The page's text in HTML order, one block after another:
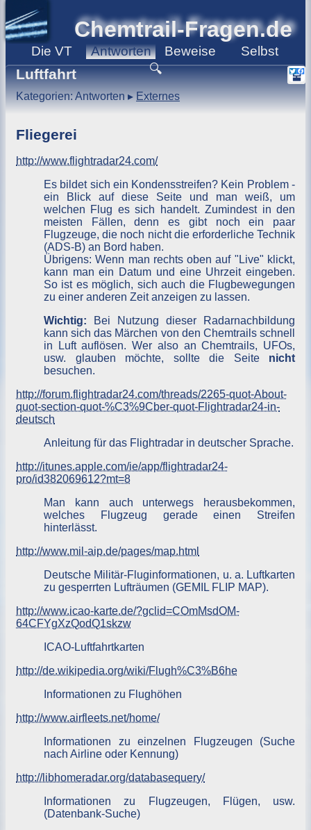
Chemtrail-Fragen.de
Die VT Antworten Beweise
Selbst
🔍
Luftfahrt
Kategorien: Antworten ▸Externes
Fliegerei
http://www.flightradar24.com/
Es bildet sich ein Kondensstreifen? Kein Problem -
ein Blick auf diese Seite und man weiß, um
welchen Flug es sich handelt. Zumindest in den
meisten Fällen, denn es gibt noch ein paar
Flugzeuge, die noch nicht die erforderliche Technik
(ADS-B) an Bord haben.
Übrigens: Wenn man rechts oben auf "Live" klickt,
kann man ein Datum und eine Uhrzeit eingeben.
So ist es möglich, sich auch die Flugbewegungen
zu einer anderen Zeit anzeigen zu lassen.
Wichtig: Bei Nutzung dieser Radarnachbildung
kann sich das Märchen von den Chemtrails schnell
in Luft auflösen. Wer also an Chemtrails, UFOs,
usw. glauben möchte, sollte die Seite nicht
besuchen.
http://forum.flightradar24.com/threads/2265-quot-About-
quot-section-quot-%C3%9Cber-quot-Flightradar24-in-
deutsch
Anleitung für das Flightradar in deutscher Sprache.
http://itunes.apple.com/ie/app/flightradar24-
pro/id382069612?mt=8
Man kann auch unterwegs herausbekommen,
welches Flugzeug gerade einen Streifen
hinterlässt.
http://www.mil-aip.de/pages/map.html
Deutsche Militär-Fluginformationen, u. a. Luftkarten
zu gesperrten Lufträumen (GEMIL FLIP MAP).
http://www.icao-karte.de/?gclid=COmMsdOM-
64CFYgXzQodQ1skzw
ICAO-Luftfahrtkarten
http://de.wikipedia.org/wiki/Flugh%C3%B6he
Informationen zu Flughöhen
http://www.airfleets.net/home/
Informationen zu einzelnen Flugzeugen (Suche
nach Airline oder Kennung)
http://libhomeradar.org/databasequery/
Informationen zu Flugzeugen, Flügen, usw.
(Datenbank-Suche)